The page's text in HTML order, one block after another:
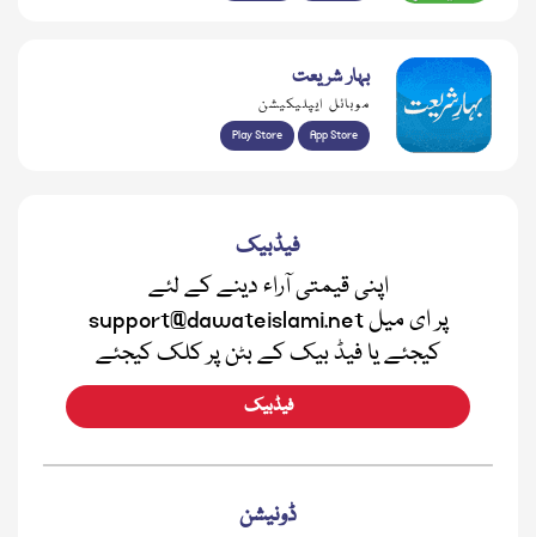
بہار شریعت
موبائل ایپلیکیشن
Play Store App Store
فیڈبیک
اپنی قیمتی آراء دینے کے لئے
support@dawateislami.net پر ای میل
کیجئے یا فیڈ بیک کے بٹن پر کلک کیجئے
فیڈبیک
ڈونیشن